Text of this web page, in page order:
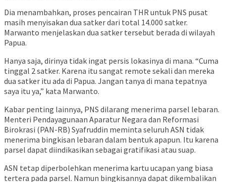
Dia menambahkan, proses pencairan THR untuk PNS pusat
masih menyisakan dua satker dari total 14.000 satker.
Marwanto menjelaskan dua satker tersebut berada di wilayah
Papua.
Hanya saja, dirinya tidak ingat persis lokasinya di mana. “Cuma
tinggal 2 satker. Karena itu sangat remote sekali dan mereka
dua satker itu ada di Papua. Jangan tanya di mana tepatnya
saya itu ya,” kata Marwanto.
Kabar penting lainnya, PNS dilarang menerima parsel lebaran.
Menteri Pendayagunaan Aparatur Negara dan Reformasi
Birokrasi (PAN-RB) Syafruddin meminta seluruh ASN tidak
menerima bingkisan lebaran dalam bentuk apapun. Itu karena
parsel dapat diindikasikan sebagai gratifikasi atau suap.
ASN tetap diperbolehkan menerima kartu ucapan yang biasa
tertera pada parsel. Namun bingkisannya dapat dikembalikan